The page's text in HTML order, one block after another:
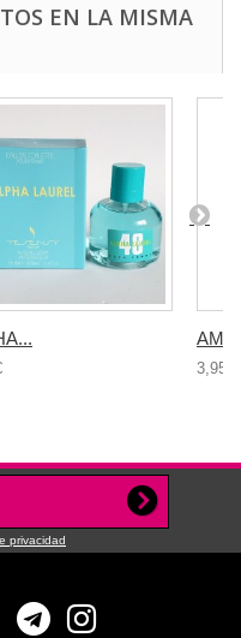
EN LA MISMA
3,95 €
privacidad